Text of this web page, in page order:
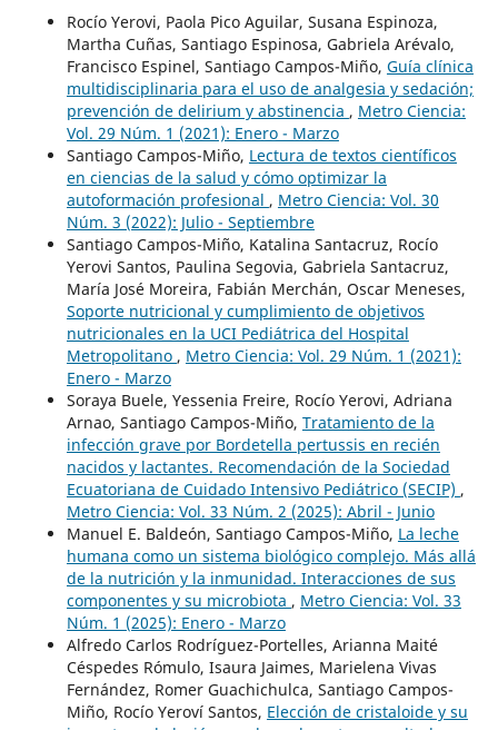
Rocío Yerovi, Paola Pico Aguilar, Susana Espinoza,
Martha Cuñas, Santiago Espinosa, Gabriela Arévalo,
Francisco Espinel, Santiago Campos-Miño, Guía clínica
multidisciplinaria para el uso de analgesia y sedación;
prevención de delirium y abstinencia , Metro Ciencia:
Vol. 29 Núm. 1 (2021): Enero - Marzo
Santiago Campos-Miño, Lectura de textos científicos
en ciencias de la salud y cómo optimizar la
autoformación profesional , Metro Ciencia: Vol. 30
Núm. 3 (2022): Julio - Septiembre
Santiago Campos-Miño, Katalina Santacruz, Rocío
Yerovi Santos, Paulina Segovia, Gabriela Santacruz,
María José Moreira, Fabián Merchán, Oscar Meneses,
Soporte nutricional y cumplimiento de objetivos
nutricionales en la UCI Pediátrica del Hospital
Metropolitano , Metro Ciencia: Vol. 29 Núm. 1 (2021):
Enero - Marzo
Soraya Buele, Yessenia Freire, Rocío Yerovi, Adriana
Arnao, Santiago Campos-Miño, Tratamiento de la
infección grave por Bordetella pertussis en recién
nacidos y lactantes. Recomendación de la Sociedad
Ecuatoriana de Cuidado Intensivo Pediátrico (SECIP) ,
Metro Ciencia: Vol. 33 Núm. 2 (2025): Abril - Junio
Manuel E. Baldeón, Santiago Campos-Miño, La leche
humana como un sistema biológico complejo. Más allá
de la nutrición y la inmunidad. Interacciones de sus
componentes y su microbiota , Metro Ciencia: Vol. 33
Núm. 1 (2025): Enero - Marzo
Alfredo Carlos Rodríguez-Portelles, Arianna Maité
Céspedes Rómulo, Isaura Jaimes, Marielena Vivas
Fernández, Romer Guachichulca, Santiago Campos-
Miño, Rocío Yeroví Santos, Elección de cristaloide y su